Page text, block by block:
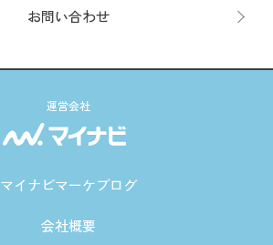
お問い合わせ
運営会社
マイナビマーケブログ
会社概要